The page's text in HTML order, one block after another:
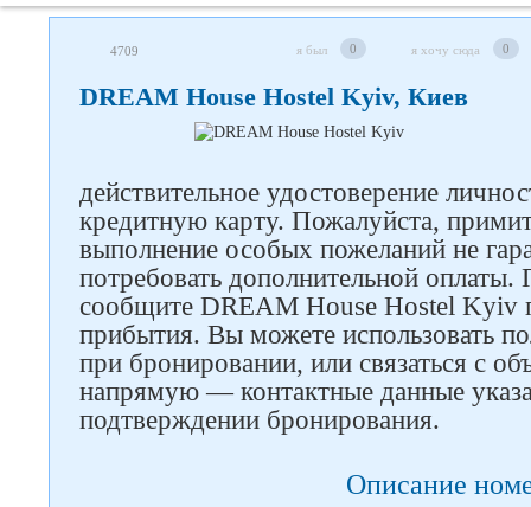
4709 я был 0 я хочу сюда 0
DREAM House Hostel Kyiv, Киев
действительное удостоверение
кредитную карту. Пожалуйста,
выполнение особых пожеланий не
потребовать дополнительной оплаты.
сообщите DREAM House Hostel Kyiv
прибытия. Вы можете использовать
при бронировании, или связаться с
напрямую — контактные данные
подтверждении бронирования.
Описание